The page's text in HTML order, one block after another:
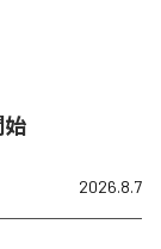
始
2026.8.7